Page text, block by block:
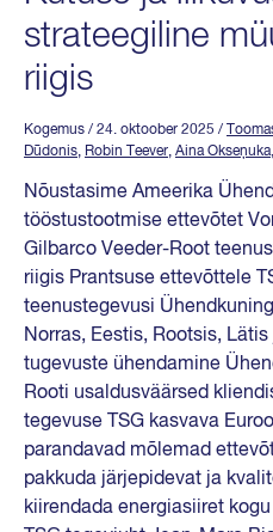
strateegiline
riigis
Kogemus / 24. oktoober 2025 /
Dūdonis, Robin Teever, Aina Okseņuka,
Nõustasime Ameerika
tööstustootmise ettevõtet
Gilbarco Veeder-Root
riigis Prantsuse ettevõttele
teenustegevusi
Norras, Eestis, Rootsis,
tugevuste ühendamine
Rooti usaldusväärsed
tegevuse TSG kasvava
parandavad mõlemad
pakkuda järjepidevat ja
kiirendada energiasiiret